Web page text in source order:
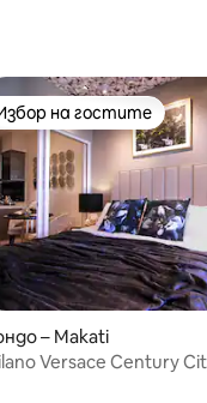
4,9 от 5, 106 отзива
на гостите
на гостите
– Makati
Versace Century